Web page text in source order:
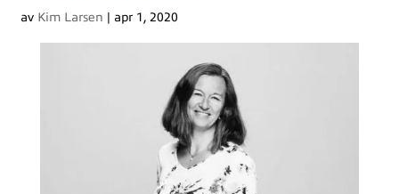
av Kim Larsen apr 1, 2020